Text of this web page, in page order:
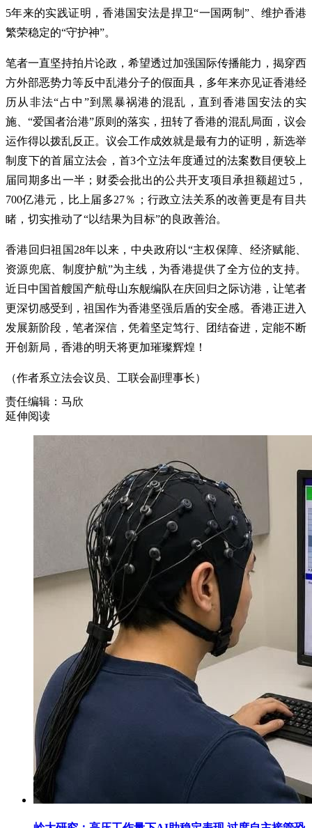
5年来的实践证明，香港国安法是捍卫“一国两制”、维护香港
繁荣稳定的“守护神”。
笔者一直坚持拍片论政，希望透过加强国际传播能力，揭穿西
方外部恶势力等反中乱港分子的假面具，多年来亦见证香港经
历从非法“占中”到黑暴祸港的混乱，直到香港国安法的实
施、“爱国者治港”原则的落实，扭转了香港的混乱局面，议会
运作得以拨乱反正。议会工作成效就是最有力的证明，新选举
制度下的首届立法会，首3个立法年度通过的法案数目便较上
届同期多出一半；财委会批出的公共开支项目承担额超过5，
700亿港元，比上届多27％；行政立法关系的改善更是有目共
睹，切实推动了“以结果为目标”的良政善治。
香港回归祖国28年以来，中央政府以“主权保障、经济赋能、
资源兜底、制度护航”为主线，为香港提供了全方位的支持。
近日中国首艘国产航母山东舰编队在庆回归之际访港，让笔者
更深切感受到，祖国作为香港坚强后盾的安全感。香港正进入
发展新阶段，笔者深信，凭着坚定笃行、团结奋进，定能不断
开创新局，香港的明天将更加璀璨辉煌！
（作者系立法会议员、工联会副理事长）
责任编辑：马欣
延伸阅读